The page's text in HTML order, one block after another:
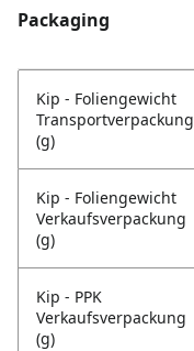
Packaging
Kip - Foliengewicht
Transportverpackung
(g)
Kip - Foliengewicht
Verkaufsverpackung
(g)
Kip - PPK
Verkaufsverpackung
(g)